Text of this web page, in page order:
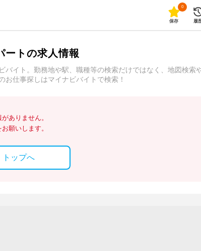
0
保存 履
ートの求人情報
イト。勤務地や駅、職種等の検索だけではなく、地図検索
仕事探しはマイナビバイトで検索！
ありません。
願いします。
トップへ